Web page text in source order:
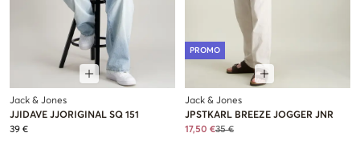
Jack & Jones
JJIDAVE JJORIGINAL SQ 151
39 €
PROMO
Jack & Jones
JPSTKARL BREEZE JOGGER JNR
17,50 €35 €